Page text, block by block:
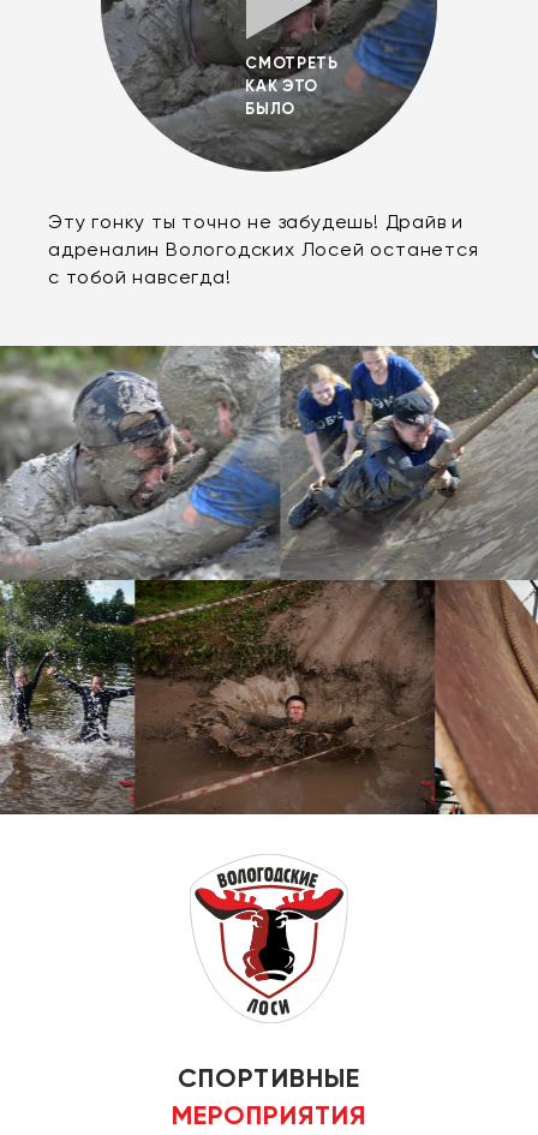
СМОТРЕТЬ
КАК ЭТО
БЫЛО
Эту гонку ты точно не забудешь! Драйв и
адреналин Вологодских Лосей останется
с тобой навсегда!
СПОРТИВНЫЕ
МЕРОПРИЯТИЯ